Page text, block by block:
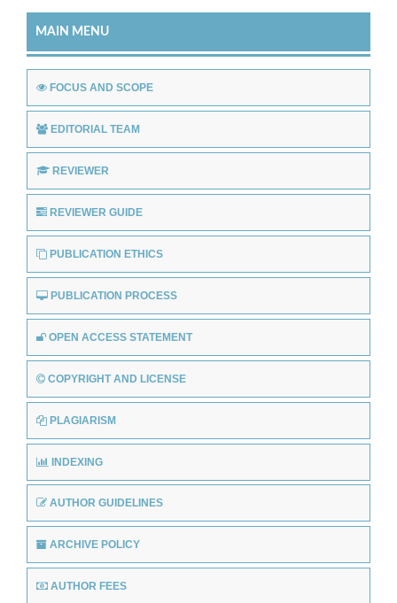
MAIN MENU
FOCUS AND SCOPE
EDITORIAL TEAM
REVIEWER
REVIEWER GUIDE
PUBLICATION ETHICS
PUBLICATION PROCESS
OPEN ACCESS STATEMENT
COPYRIGHT AND LICENSE
PLAGIARISM
INDEXING
AUTHOR GUIDELINES
ARCHIVE POLICY
AUTHOR FEES